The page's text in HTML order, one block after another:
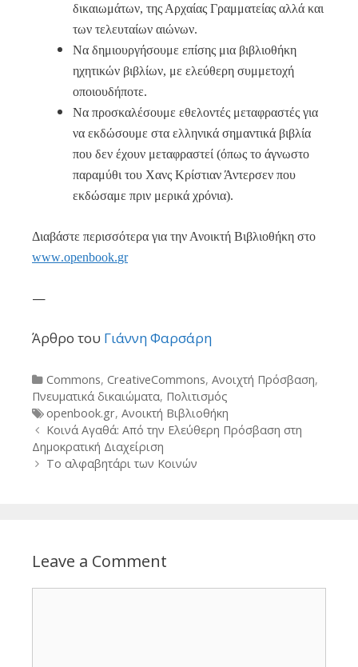
δικαιωμάτων, της Αρχαίας Γραμματείας αλλά και
των τελευταίων αιώνων.
Να δημιουργήσουμε επίσης μια βιβλιοθήκη
ηχητικών βιβλίων, με ελεύθερη συμμετοχή
οποιουδήποτε.
Να προσκαλέσουμε εθελοντές μεταφραστές για
να εκδώσουμε στα ελληνικά σημαντικά βιβλία
που δεν έχουν μεταφραστεί (όπως το άγνωστο
παραμύθι του Χανς Κρίστιαν Άντερσεν που
εκδώσαμε πριν μερικά χρόνια).
Διαβάστε περισσότερα για την Ανοικτή Βιβλιοθήκη στο
www.openbook.gr
—
Άρθρο του Γιάννη Φαρσάρη
Categories
Commons, CreativeCommons, Ανοιχτή Πρόσβαση,
Πνευματικά δικαιώματα, Πολιτισμός
Tags
openbook.gr, Ανοικτή Βιβλιοθήκη
Post
navigation
Κοινά Αγαθά: Από την Ελεύθερη Πρόσβαση στη
Δημοκρατική Διαχείριση
Το αλφαβητάρι των Κοινών
Leave a Comment